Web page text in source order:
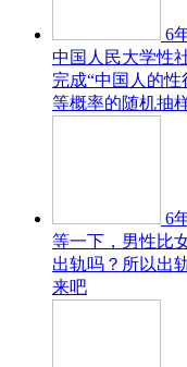
6
中国人民大学性
完成“中国人的
等概率的随机抽
6
等一下，男性比
出轨吗？所以出
来吧